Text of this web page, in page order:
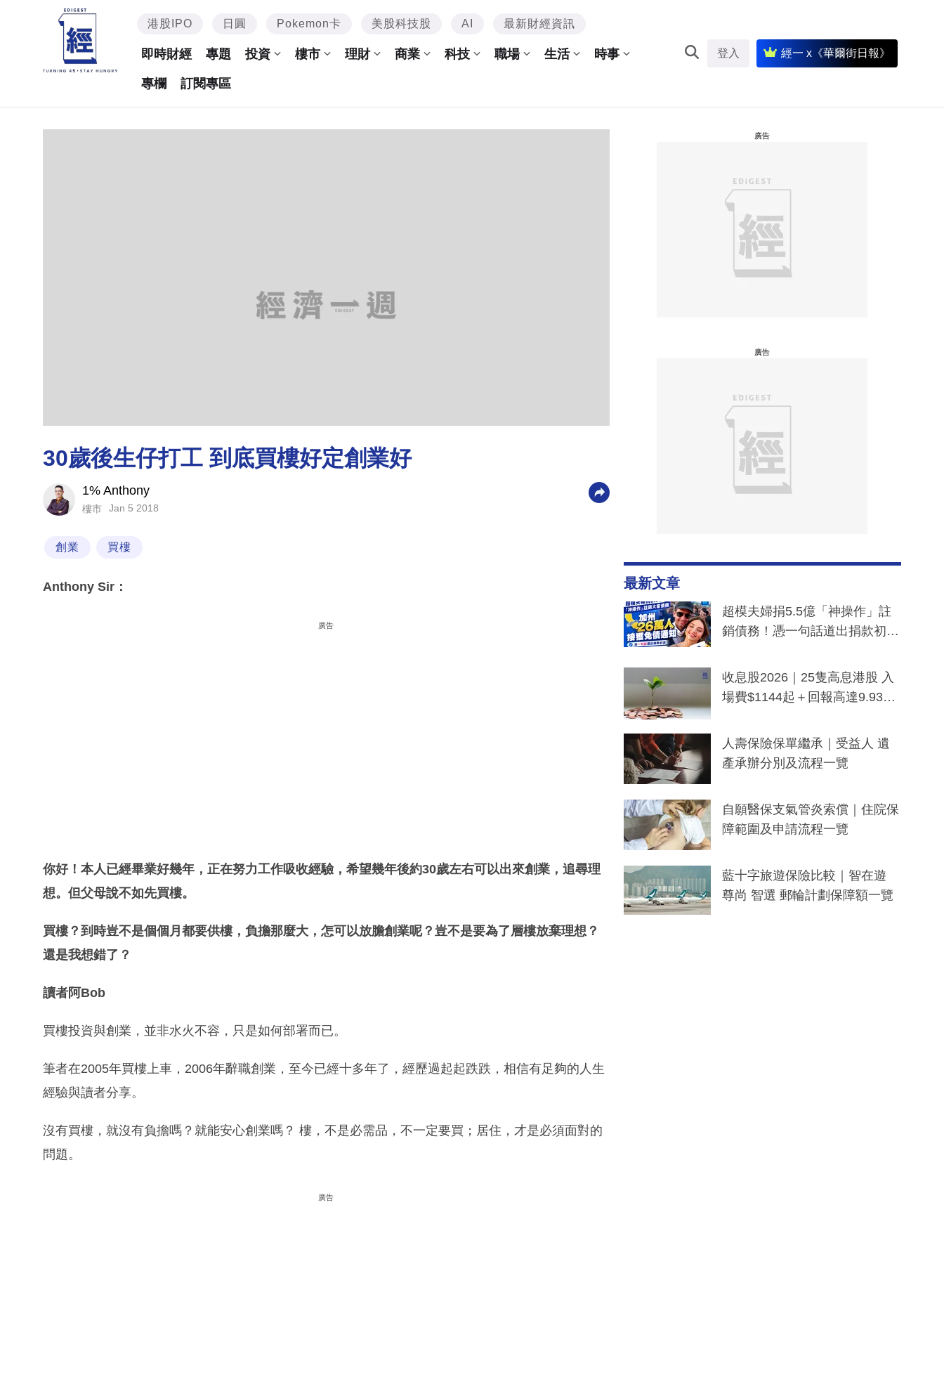
港股IPO 日圓 Pokemon卡 美股科技股 AI 最新財經資訊
即時財經 專題 投資 樓市 理財 商業 科技 職場 生活 時事
專欄 訂閱專區
登入 經一 x《華爾街日報》
30歲後生仔打工 到底買樓好定創業好
1% Anthony
樓市 Jan 5 2018
創業 買樓
Anthony Sir：
廣告
你好！本人已經畢業好幾年，正在努力工作吸收經驗，希望幾年後約30歲左右可以出來創業，追尋理
想。但父母說不如先買樓。
買樓？到時豈不是個個月都要供樓，負擔那麼大，怎可以放膽創業呢？豈不是要為了層樓放棄理想？
還是我想錯了？
讀者阿Bob
買樓投資與創業，並非水火不容，只是如何部署而已。
筆者在2005年買樓上車，2006年辭職創業，至今已經十多年了，經歷過起起跌跌，相信有足夠的人生
經驗與讀者分享。
沒有買樓，就沒有負擔嗎？就能安心創業嗎？ 樓，不是必需品，不一定要買；居住，才是必須面對的
問題。
廣告
廣告
廣告
最新文章
超模夫婦捐5.5億「神操作」註
銷債務！憑一句話道出捐款初
一度被誤當詐騙手段
收息股2026｜25隻高息港股 入
場費$1144起＋回報高達9.93
人壽保險保單繼承｜受益人 遺
產承辦分別及流程一覽
自願醫保支氣管炎索償｜住院保
障範圍及申請流程一覽
藍十字旅遊保險比較｜智在遊
尊尚 智選 郵輪計劃保障額一覽